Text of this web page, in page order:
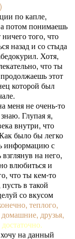
по капле,
потом понимаешь
ничего того, что
назад и со стыда
Хотя,
что ты
этот
которой был
меня не очень-то
Глупая я,
внутри, что
было бы легко
информацию с
на него,
влюбиться и
что ты кем-то
в такой
со вкусом
теплого,
друзья,
на данный